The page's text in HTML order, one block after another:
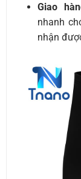
Giao
nhanh
nhận